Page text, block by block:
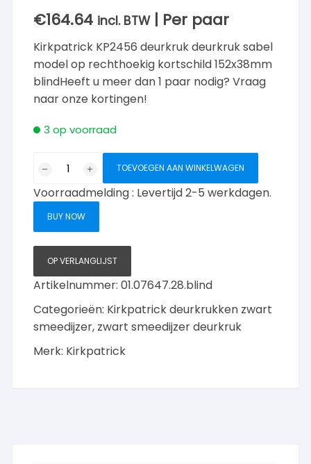
€164.64 incl. BTW | Per paar
Kirkpatrick KP2456 deurkruk deurkruk sabel
model op rechthoekig kortschild 152x38mm
blindHeeft u meer dan 1 paar nodig? Vraag
naar onze kortingen!
3 op voorraad
KP2456
Deurklink
kortschild
blind,
Smeedijzer-
zwart
aantal
TOEVOEGEN AAN WINKELWAGEN
Voorraadmelding : Levertijd 2-5 werkdagen.
BUY NOW
OP VERLANGLIJST
Artikelnummer:01.07647.28.blind
Categorieën: Kirkpatrick deurkrukken zwart
smeedijzer, zwart smeedijzer deurkruk
Merk: Kirkpatrick